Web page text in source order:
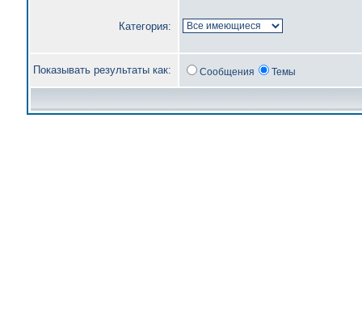
Категория:
Показывать результаты как: Сообщения Темы